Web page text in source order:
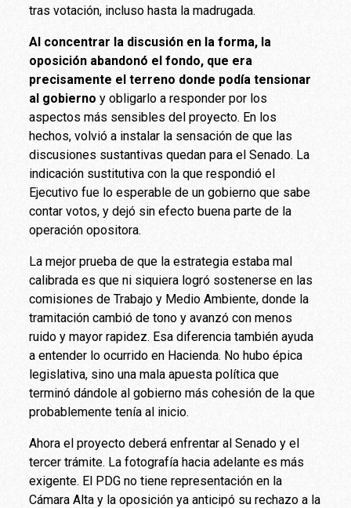
tras votación, incluso hasta la madrugada.
Al concentrar la discusión en la forma, la
oposición abandonó el fondo, que era
precisamente el terreno donde podía tensionar
al gobierno y obligarlo a responder por los
aspectos más sensibles del proyecto. En los
hechos, volvió a instalar la sensación de que las
discusiones sustantivas quedan para el Senado. La
indicación sustitutiva con la que respondió el
Ejecutivo fue lo esperable de un gobierno que sabe
contar votos, y dejó sin efecto buena parte de la
operación opositora.
La mejor prueba de que la estrategia estaba mal
calibrada es que ni siquiera logró sostenerse en las
comisiones de Trabajo y Medio Ambiente, donde la
tramitación cambió de tono y avanzó con menos
ruido y mayor rapidez. Esa diferencia también ayuda
a entender lo ocurrido en Hacienda. No hubo épica
legislativa, sino una mala apuesta política que
terminó dándole al gobierno más cohesión de la que
probablemente tenía al inicio.
Ahora el proyecto deberá enfrentar al Senado y el
tercer trámite. La fotografía hacia adelante es más
exigente. El PDG no tiene representación en la
Cámara Alta y la oposición ya anticipó su rechazo a la